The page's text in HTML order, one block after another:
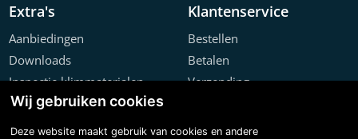
Extra's
Aanbiedingen
Downloads
Inspectie klimmaterialen
Offerte configurator
Projecten
Klantenservice
Bestellen
Betalen
Verzending
Klachten
Wij gebruiken cookies
Deze website maakt gebruik van cookies en andere